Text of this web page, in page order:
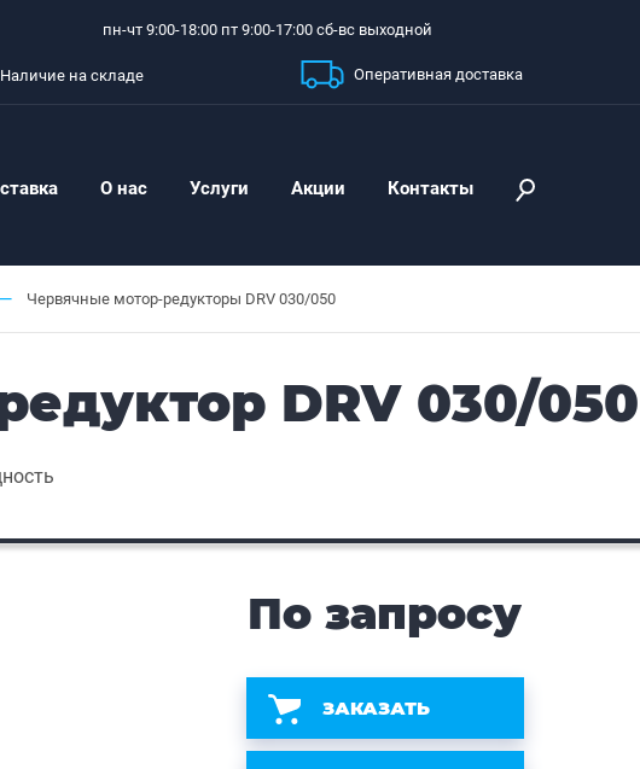
пн-чт 9:00-18:00 пт 9:00-17:00 сб-вс выходной
Наличие на складе Оперативная доставка
О нас Услуги Акции Контакты
— Червячные мотор-редукторы DRV 030/050
DRV 030/050
По запросу
ЗАКАЗАТЬ